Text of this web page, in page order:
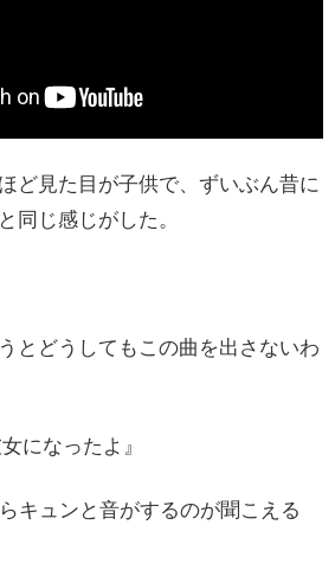
ど見た目が子供で、ずいぶん昔に
同じ感じがした。
とどうしてもこの曲を出さないわ
になったよ』
キュンと音がするのが聞こえる